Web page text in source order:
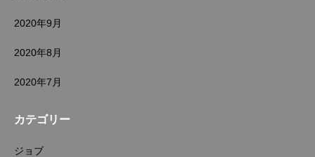
2020年9月
2020年8月
2020年7月
カテゴリー
ジョブ